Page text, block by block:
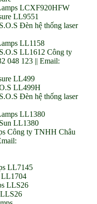
LCXF920HFW
LL9551
Đèn hệ thống laser
LL1158
LL1612 Công ty
048 123 || Email:
LL499
LL499H
Đèn hệ thống laser
LL1380
LL1380
Công ty TNHH Châu
LL7145
LL1704
LLS26